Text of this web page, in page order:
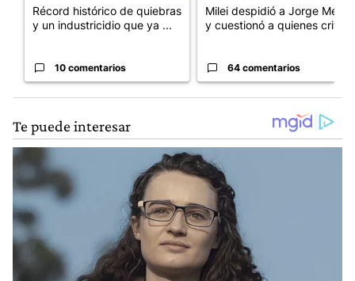
Récord histórico de quiebras
y un industricidio que ya ...
10 comentarios
Milei despidió a Jorge Messi
y cuestionó a quienes crit...
64 comentarios